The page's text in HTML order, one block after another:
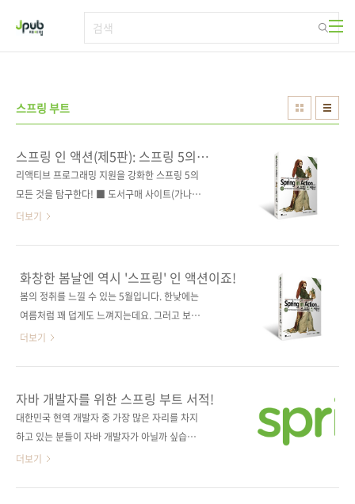
스프링 부트
스프링 인 액션(제5판): 스프링 5의
강력한 기능과 생산성을 활용한 웹
애플리케이션 개발
리액티브 프로그래밍 지원을 강화한 스프링 5의
모든 것을 탐구한다! ■ 도서구매 사이트(가나다
순) [교보문고] [도서11번가] [반디앤루니스] [알
[구글북스] [리디북스] [알라딘] [예스이십사]
[인터파크] 출판사 제이펍 저작권사 Manning
원서명 Spring In Action(Fifth Edition)(원서
즈 역자명 심재철 출판일 2020년 5월 14일 페
이지 700쪽 시리즈 (없음) 판 형
35,000원 ISBN 979-11-90665-18-6(93000)
키워드 스프링 / ..
더보기
화창한 봄날엔 역시 '스프링' 인 액션이죠!
봄의 정취를 느낄 수 있는 5월입니다. 한낮에는
여름처럼 꽤 덥게도 느껴지는데요. 그러고 보니
근 한 달여 만에 신간을 소개해 드리게 되었네요.
을 통해 5판까지 출간되어 사랑받는 장수 스테디
셀러입니다. 《스프링 인 액션(제5판): 스프링 5
의 강력한 기능과 생산성을 활용한 웹 애플리케
스프링 5와 스프링 부트 2를 기반으로 작성되었
습니다. 이 스프링/스프링 부트 버전에서 두드러
더보기
자바 개발자를 위한 스프링 부트 서적!
대한민국 현역 개발자 중 가장 많은 자리를 차지
하고 있는 분들이 자바 개발자가 아닐까 싶습니
다만, 출판사 설립 후 지금까지 230여 종의 책을
더보기